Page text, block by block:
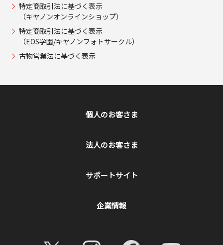
特定商取引法に基づく表示
（キヤノンオンラインショップ）
特定商取引法に基づく表示
（EOS学園/キヤノンフォトサークル）
古物営業法に基づく表示
個人のお客さま
法人のお客さま
サポートサイト
企業情報